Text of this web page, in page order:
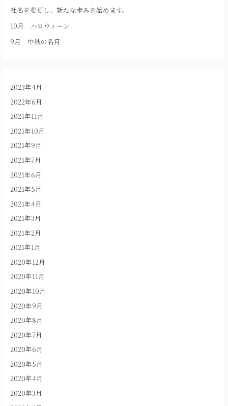
社名を変更し、新たな歩みを始めます。
10月 ハロウィーン
9月 中秋の名月
2023年4月
2022年6月
2021年11月
2021年10月
2021年9月
2021年7月
2021年6月
2021年5月
2021年4月
2021年3月
2021年2月
2021年1月
2020年12月
2020年11月
2020年10月
2020年9月
2020年8月
2020年7月
2020年6月
2020年5月
2020年4月
2020年3月